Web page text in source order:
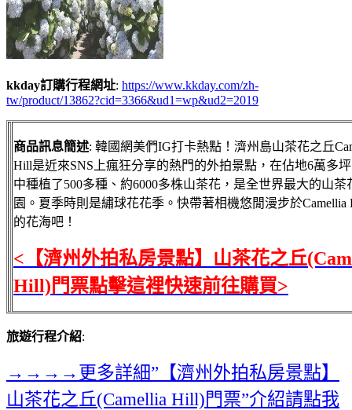
kkday訂購行程網址: https://www.kkday.com/zh-
tw/product/13862?cid=3366&ud1=wp&ud2=2019
商品訊息簡述: 韓國網美們IG打卡熱點！濟州島山茶花之丘
Hill是近來SNS上瘋狂分享的熱門的外拍景點，在佔地6萬多
中種植了500多種、約6000多株山茶花，是全世界最大的山茶
園。夏季時則是繡球花花季。快帶著相機悠閒漫步於Camellia
的花海吧！
<【濟州外拍私房景點】山茶花之丘
Hill)門票點擊這裡快速前往購買>
旅遊行程介紹:
→→→→更多詳細”【濟州外拍私房景點】
山茶花之丘(Camellia Hill)門票”介紹請點我